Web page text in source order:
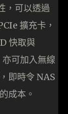
，可以透過
擴充卡，
快取與
可加入無線
即時令 NAS
成本。